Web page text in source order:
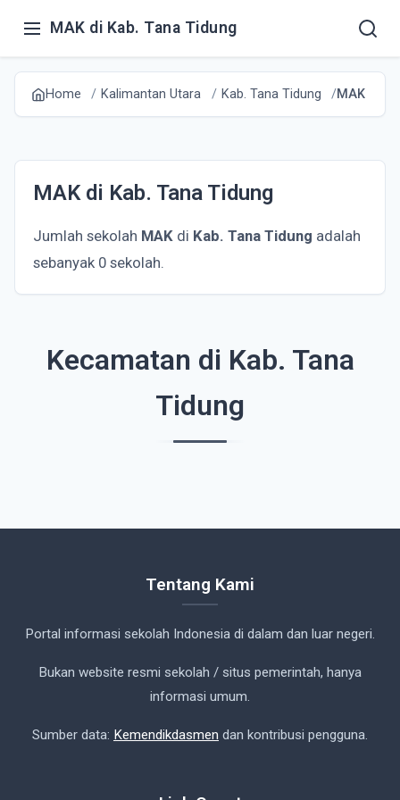
MAK di Kab. Tana Tidung
Home Kalimantan Utara Kab. Tana Tidung MAK
MAK di Kab. Tana Tidung
Jumlah sekolah MAK di Kab. Tana Tidung adalah
sebanyak 0 sekolah.
Kecamatan di Kab. Tana
Tidung
Tentang Kami
Portal informasi sekolah Indonesia di dalam dan luar negeri.
Bukan website resmi sekolah / situs pemerintah, hanya
informasi umum.
Sumber data: Kemendikdasmen dan kontribusi pengguna.